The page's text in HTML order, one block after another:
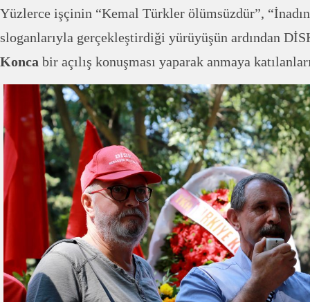
Yüzlerce işçinin “Kemal Türkler ölümsüzdür”,
sloganlarıyla gerçekleştirdiği yürüyüşün ardından
Konca bir açılış konuşması yaparak anmaya